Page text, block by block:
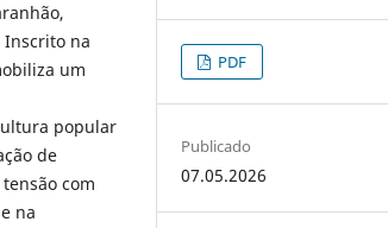
na
um
popular
de
com
na
PDF
Publicado
07.05.2026